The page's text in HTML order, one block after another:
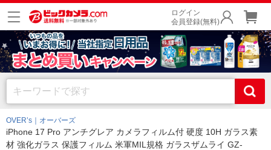
ログイン
会員登録(無料)
OVER’s｜オーバーズ
iPhone 17 Pro アンチグレア カメラフィルム付 硬度 10H ガラス素
材 強化ガラス 保護フィルム 米軍MIL規格 ガラスザムライ GZ-